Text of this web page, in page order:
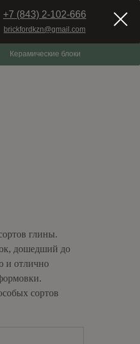
Керамические блоки
+7 (843) 2-102-666
brickfordkzn@gmail.com
глины.
дошедший до
и отлично
сортов